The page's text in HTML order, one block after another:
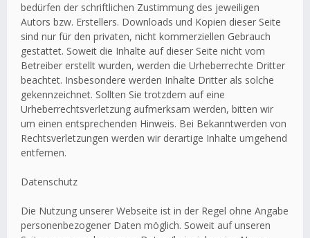
bedürfen der schriftlichen Zustimmung des jeweiligen
Autors bzw. Erstellers. Downloads und Kopien dieser Seite
sind nur für den privaten, nicht kommerziellen Gebrauch
gestattet. Soweit die Inhalte auf dieser Seite nicht vom
Betreiber erstellt wurden, werden die Urheberrechte Dritter
beachtet. Insbesondere werden Inhalte Dritter als solche
gekennzeichnet. Sollten Sie trotzdem auf eine
Urheberrechtsverletzung aufmerksam werden, bitten wir
um einen entsprechenden Hinweis. Bei Bekanntwerden von
Rechtsverletzungen werden wir derartige Inhalte umgehend
entfernen.
Datenschutz
Die Nutzung unserer Webseite ist in der Regel ohne Angabe
personenbezogener Daten möglich. Soweit auf unseren